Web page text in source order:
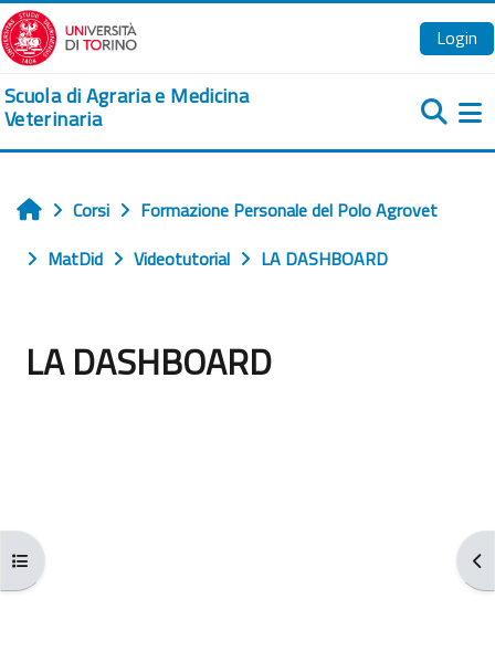
Vai al contenuto principale
Login
Scuola di Agraria e Medicina
Veterinaria
Apri indice del corso
Home
Corsi
Formazione Personale del Polo Agrovet
MatDid
Videotutorial LA DASHBOARD
LA DASHBOARD